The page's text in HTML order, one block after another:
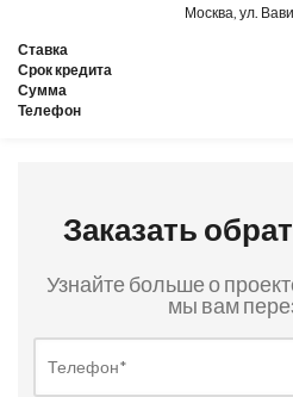
Москва, ул.
Ставка
Срок кредита
Сумма
Телефон
Заказать
Узнайте больше о
мы вам